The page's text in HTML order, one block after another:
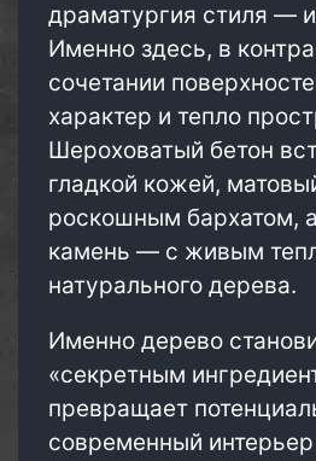
драматургия стиля —
Именно здесь, в
сочетании
характер и тепло
Шероховатый бетон
гладкой кожей,
роскошным бархатом,
камень — с живым
натурального дерева.
Именно дерево
«секретным
превращает
современный